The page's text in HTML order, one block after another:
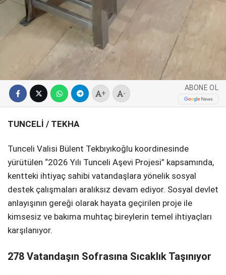
+ -
ABONE OL
TUNCELİ / TEKHA
Tunceli Valisi Bülent Tekbıyıkoğlu koordinesinde
yürütülen “2026 Yılı Tunceli Aşevi Projesi” kapsamında,
kentteki ihtiyaç sahibi vatandaşlara yönelik sosyal
destek çalışmaları aralıksız devam ediyor. Sosyal devlet
anlayışının gereği olarak hayata geçirilen proje ile
kimsesiz ve bakıma muhtaç bireylerin temel ihtiyaçları
karşılanıyor.
278 Vatandaşın Sofrasına Sıcaklık Taşınıyor